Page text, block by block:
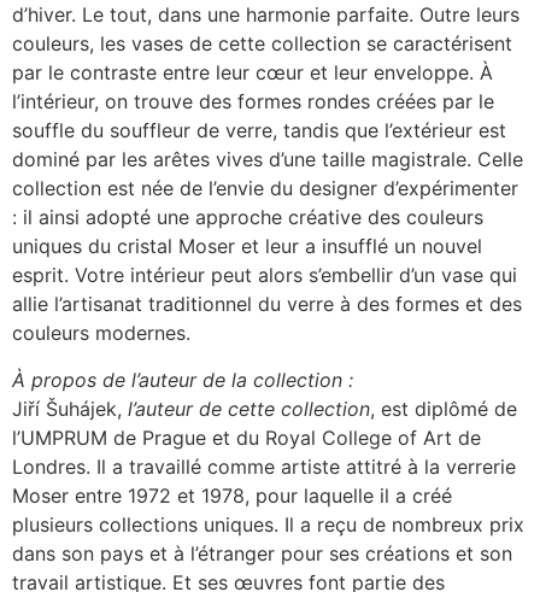
d’hiver. Le tout, dans une harmonie parfaite. Outre leurs
couleurs, les vases de cette collection se caractérisent
par le contraste entre leur cœur et leur enveloppe. À
l’intérieur, on trouve des formes rondes créées par le
souffle du souffleur de verre, tandis que l’extérieur est
dominé par les arêtes vives d’une taille magistrale. Celle
collection est née de l’envie du designer d’expérimenter
: il ainsi adopté une approche créative des couleurs
uniques du cristal Moser et leur a insufflé un nouvel
esprit. Votre intérieur peut alors s’embellir d’un vase qui
allie l’artisanat traditionnel du verre à des formes et des
couleurs modernes.
À propos de l’auteur de la collection :
Jiří Šuhájek, l’auteur de cette collection, est diplômé de
l’UMPRUM de Prague et du Royal College of Art de
Londres. Il a travaillé comme artiste attitré à la verrerie
Moser entre 1972 et 1978, pour laquelle il a créé
plusieurs collections uniques. Il a reçu de nombreux prix
dans son pays et à l’étranger pour ses créations et son
travail artistique. Et ses œuvres font partie des